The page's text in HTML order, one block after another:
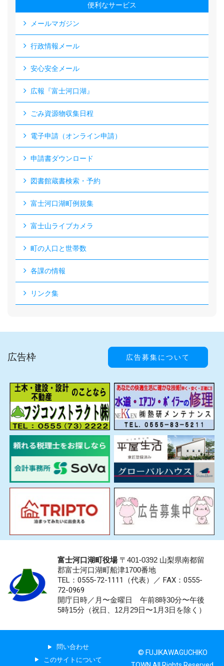
便利なサービス
メールマガジン
行政情報メール
安心安全メール
広報『富士河口湖』
ごみ資源物収集日程
電子申請（オンライン申請）
申請書ダウンロード
図書館蔵書検索・予約
富士河口湖町例規集
富士山ライブカメラ
町の人口と世帯数
各課の情報
リンク集
広告枠 広告募集について
富士河口湖町役場〒401-0392 山梨県南都留
郡富士河口湖町船津1700番地
TEL：0555-72-1111 （代表）／ FAX：0555-
72-0969
開庁日時／月〜金曜日 午前8時30分〜午後
5時15分（祝日、12月29日〜1月3日を除く）
問い合わせ
このサイトについて
© FUJIKAWAGUCHIKO